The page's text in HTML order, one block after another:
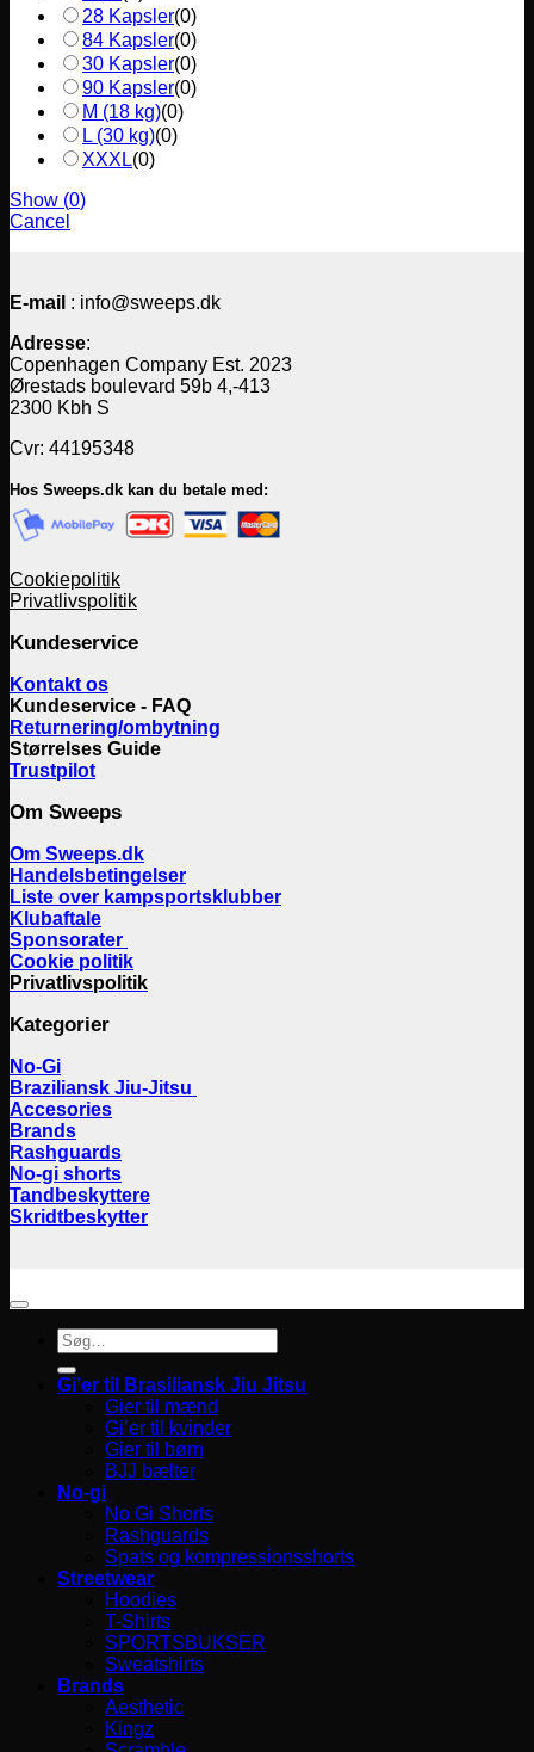
28 Kapsler(0)
84 Kapsler(0)
30 Kapsler(0)
90 Kapsler(0)
M (18 kg)(0)
L (30 kg)(0)
XXXL(0)
Show (0)
Cancel
E-mail : info@sweeps.dk
Adresse:
Copenhagen Company Est. 2023
Ørestads boulevard 59b 4,-413
2300 Kbh S
Cvr: 44195348
Hos Sweeps.dk kan du betale med:
Cookiepolitik
Privatlivspolitik
Kundeservice
Kontakt os
Kundeservice - FAQ
Returnering/ombytning
Størrelses Guide
Trustpilot
Om Sweeps
Om Sweeps.dk
Handelsbetingelser
Liste over kampsportsklubber
Klubaftale
Sponsorater
Cookie politik
Privatlivspolitik
Kategorier
No-Gi
Braziliansk Jiu-Jitsu
Accesories
Brands
Rashguards
No-gi shorts
Tandbeskyttere
Skridtbeskytter
Søg
efter:
Gi’er til Brasiliansk Jiu Jitsu
Gier til mænd
Gi’er til kvinder
Gier til børn
BJJ bælter
No-gi
No Gi Shorts
Rashguards
Spats og kompressionsshorts
Streetwear
Hoodies
T-Shirts
SPORTSBUKSER
Sweatshirts
Brands
Aesthetic
Kingz